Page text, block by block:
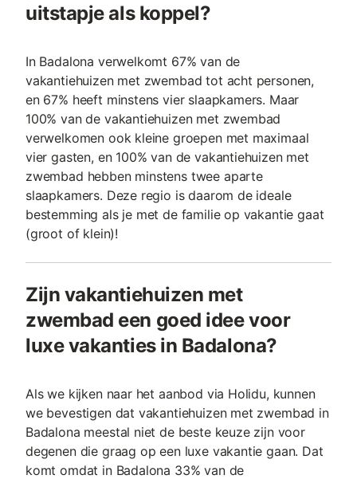
uitstapje als koppel?
In Badalona verwelkomt 67% van de
vakantiehuizen met zwembad tot acht personen,
en 67% heeft minstens vier slaapkamers. Maar
100% van de vakantiehuizen met zwembad
verwelkomen ook kleine groepen met maximaal
vier gasten, en 100% van de vakantiehuizen met
zwembad hebben minstens twee aparte
slaapkamers. Deze regio is daarom de ideale
bestemming als je met de familie op vakantie gaat
(groot of klein)!
Zijn vakantiehuizen met
zwembad een goed idee voor
luxe vakanties in Badalona?
Als we kijken naar het aanbod via Holidu, kunnen
we bevestigen dat vakantiehuizen met zwembad in
Badalona meestal niet de beste keuze zijn voor
degenen die graag op een luxe vakantie gaan. Dat
komt omdat in Badalona 33% van de